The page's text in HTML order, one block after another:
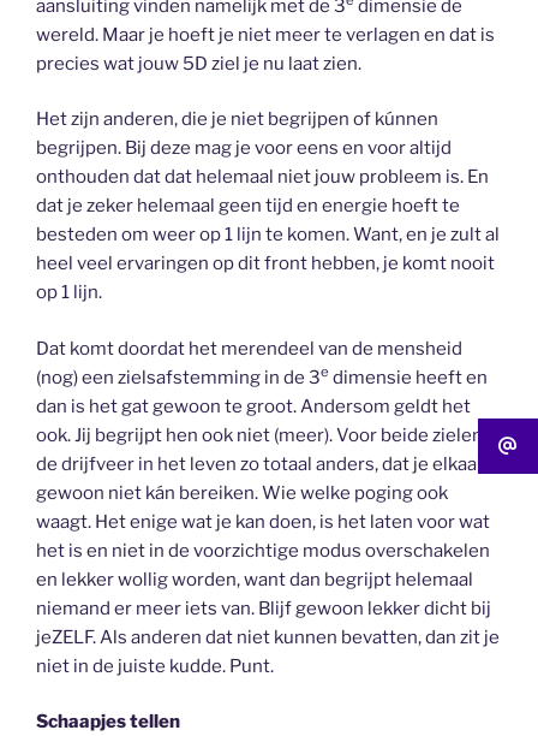
aansluiting vinden namelijk met de 3
dimensie de
wereld. Maar je hoeft je niet meer te verlagen en dat is
precies wat jouw 5D ziel je nu laat zien.
Het zijn anderen, die je niet begrijpen of kúnnen
begrijpen. Bij deze mag je voor eens en voor altijd
onthouden dat dat helemaal niet jouw probleem is. En
dat je zeker helemaal geen tijd en energie hoeft te
besteden om weer op 1 lijn te komen. Want, en je zult al
heel veel ervaringen op dit front hebben, je komt nooit
op 1 lijn.
Dat komt doordat het merendeel van de mensheid
(nog) een zielsafstemming in de 3e dimensie heeft en
dan is het gat gewoon te groot. Andersom geldt het
ook. Jij begrijpt hen ook niet (meer). Voor beide zielen is
de drijfveer in het leven zo totaal anders, dat je elkaar
gewoon niet kán bereiken. Wie welke poging ook
waagt. Het enige wat je kan doen, is het laten voor wat
het is en niet in de voorzichtige modus overschakelen
en lekker wollig worden, want dan begrijpt helemaal
niemand er meer iets van. Blijf gewoon lekker dicht bij
jeZELF. Als anderen dat niet kunnen bevatten, dan zit je
niet in de juiste kudde. Punt.
Schaapjes tellen